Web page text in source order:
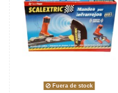
Fuera de stock